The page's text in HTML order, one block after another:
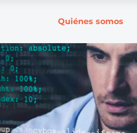
Quiénes somos